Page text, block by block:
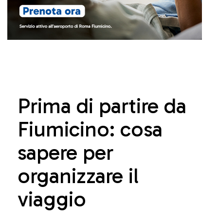
Prima di partire da
Fiumicino: cosa
sapere per
organizzare il
viaggio